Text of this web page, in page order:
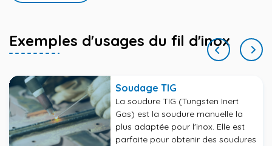
Exemples d'usages du fil d'inox
Soudage TIG
La soudure TIG (Tungsten Inert
Gas) est la soudure manuelle la
plus adaptée pour l'inox. Elle est
parfaite pour obtenir des soudures